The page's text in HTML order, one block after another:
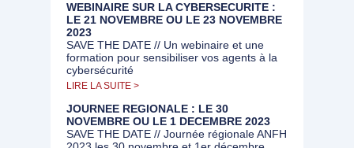
WEBINAIRE SUR LA CYBERSECURITE :
LE 21 NOVEMBRE OU LE 23 NOVEMBRE
2023
SAVE THE DATE // Un webinaire et une
formation pour sensibiliser vos agents à la
cybersécurité
LIRE LA SUITE >
JOURNEE REGIONALE : LE 30
NOVEMBRE OU LE 1 DECEMBRE 2023
SAVE THE DATE // Journée régionale ANFH